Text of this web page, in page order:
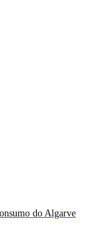
do Algarve